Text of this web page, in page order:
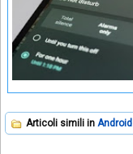
Articoli simili in Android